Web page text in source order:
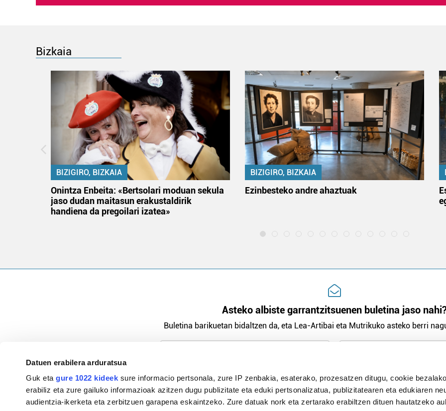
Datuen erabilera arduratsua
Guk etagure 1022 kideek sure informacio pertsonala, zure IP zenbakia, esaterako, prozesatzen ditugu, cookie
erabiliz eta zure gailuko informazioak azitzen dugu publizitate eta eduki pertsonalizatua, publizitatearen eta edukiaren
audientzia-ikerketa eta zerbitzuen garapena eskaintzeko. Zure datuak nork eta zertarako erabiltzen dituen hautatzeko
Bizkaia
BIZIGIRO, BIZKAIA
Onintza Enbeita: «Bertsolari moduan sekula
jaso dudan maitasun erakustaldirik
handiena da pregoilari izatea»
BIZIGIRO, BIZKAIA
Ezinbesteko andre ahaztuak
Asteko albiste garrantzitsuenen buletina jaso
Buletina barikuetan bidaltzen da, eta Lea-Artibai eta Mutrikuko asteko berri